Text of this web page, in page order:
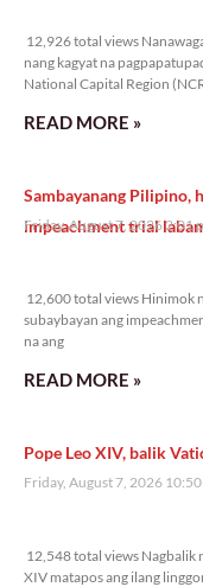
12,926 total views
nang kagyat na
National Capital Region
READ MORE »
Sambayanang Pilipino,
impeachment trial
Friday, August 7, 2026 2:01
12,600 total views Hinimok
subaybayan ang
na ang
READ MORE »
Pope Leo XIV, balik
Friday, August 7, 2026 10:50
12,548 total views Nagbalik
XIV matapos ang ilang